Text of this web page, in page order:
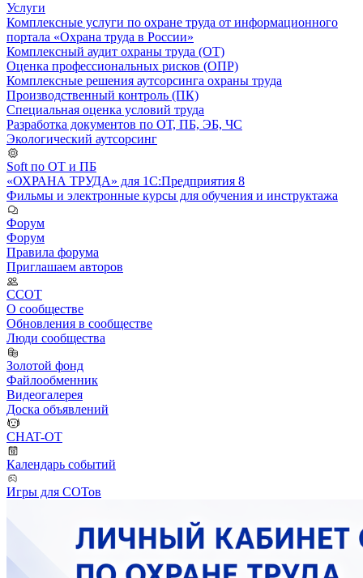
Услуги
Комплексные услуги по охране труда от информационного
портала «Охрана труда в России»
Комплексный аудит охраны труда (ОТ)
Оценка профессиональных рисков (ОПР)
Комплексные решения аутсорсинга охраны труда
Производственный контроль (ПК)
Специальная оценка условий труда
Разработка документов по ОТ, ПБ, ЭБ, ЧС
Экологический аутсорсинг
Soft по ОТ и ПБ
«ОХРАНА ТРУДА» для 1С:Предприятия 8
Фильмы и электронные курсы для обучения и инструктажа
Форум
Форум
Правила форума
Приглашаем авторов
ССОТ
О сообществе
Обновления в сообществе
Люди сообщества
Золотой фонд
Файлообменник
Видеогалерея
Доска объявлений
CHAT-OT
Календарь событий
Игры для СОТов